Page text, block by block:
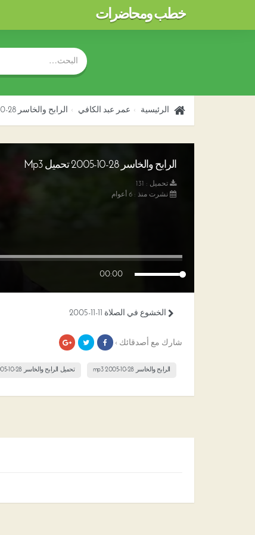
خطب ومحاضرات
الرئيسية عمر عبد الكافي الرابح والخاسر 28-10-2005
الرابح والخاسر 28-10-2005 تحميل Mp3
تحميل : 131
نشرت منذ : 6 أعوام
00:00
الخشوع في الصلاة 11-11-2005
شارك مع أصدقائك ›
الرابح والخاسر 28-10-2005 mp3 تحميل الرابح والخاسر 28-10-2005